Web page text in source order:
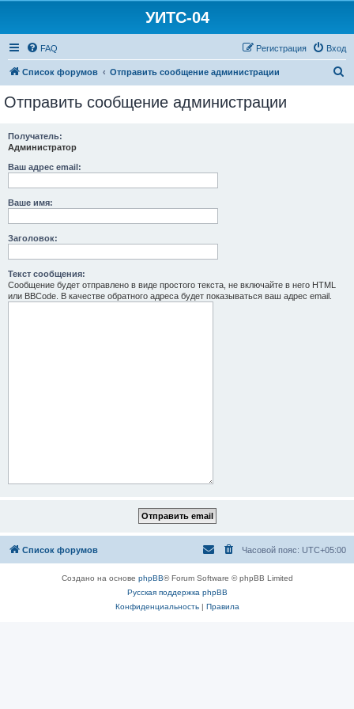
УИТС-04
FAQ Вход
Регистрация
Список форумов Отправить сообщение администрации
Отправить сообщение администрации
Получатель:
Администратор
Ваш адрес email:
Ваше имя:
Заголовок:
Текст сообщения:
Сообщение будет отправлено в виде простого текста, не включайте в него HTML
или BBCode. В качестве обратного адреса будет показываться ваш адрес email.
Список форумов Часовой пояс: UTC+05:00
Создано на основе phpBB® Forum Software © phpBB Limited
Русская поддержка phpBB
Конфиденциальность| Правила